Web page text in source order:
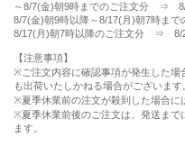
～8/7(金)朝9時までのご注文分 ⇒ 8/
8/7(金)朝9時以降～8/17(月)朝7時ま
8/17(月)朝7時以降のご注文分 ⇒ 8/
【注意事項】
※ご注文内容に確認事項が発生した場
も出荷いたしかねる場合がございます
※夏季休業前の注文が殺到した場合に
※夏季休業前後のご注文は、発送まで
ます。